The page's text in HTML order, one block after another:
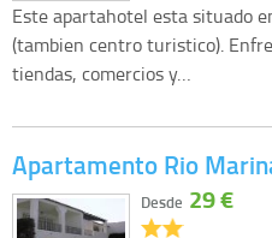
Este apartahotel esta situado
(tambien centro turistico).
tiendas, comercios y…
Apartamento Rio
Desde 29 €